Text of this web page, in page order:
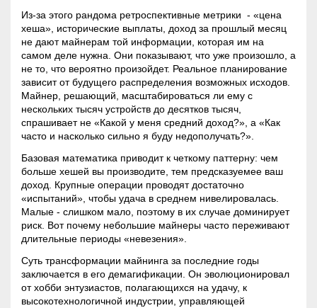
Из-за этого рандома ретроспективные метрики - «цена
хеша», исторические выплаты, доход за прошлый месяц
не дают майнерам той информации, которая им на
самом деле нужна. Они показывают, что уже произошло, а
не то, что вероятно произойдет. Реальное планирование
зависит от будущего распределения возможных исходов.
Майнер, решающий, масштабироваться ли ему с
нескольких тысяч устройств до десятков тысяч,
спрашивает не «Какой у меня средний доход?», а «Как
часто и насколько сильно я буду недополучать?».
Базовая математика приводит к четкому паттерну: чем
больше хешей вы производите, тем предсказуемее ваш
доход. Крупные операции проводят достаточно
«испытаний», чтобы удача в среднем нивелировалась.
Малые - слишком мало, поэтому в их случае доминирует
риск. Вот почему небольшие майнеры часто переживают
длительные периоды «невезения».
Суть трансформации майнинга за последние годы
заключается в его демагификации. Он эволюционировал
от хобби энтузиастов, полагающихся на удачу, к
высокотехнологичной индустрии, управляющей